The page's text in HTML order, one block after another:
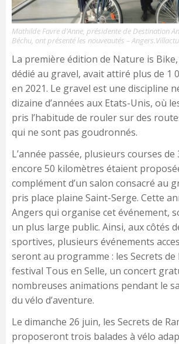
Mathilde Favre d’Anne, présidente de Destination
Béchu, ont présenté les nouveautés –
La première édition de Nature is
dédié au gravel, avait attiré plus de 1
en 2021. Le gravel est une discipline
dizaine d’années aux Etats-Unis, où
pris l’habitude de rouler sur des
qui ne sont pas goudronnés.
L’année passée, plusieurs courses de
encore 50 kilomètres étaient
complément d’un salon consacré au
pris place plaine Saint-Serge. Cette
Angers qui organise cet événement,
un plus large public. Ainsi, aux côtés
sportives, plusieurs événements
seront au programme : les Secrets de
festival Tous en Selle, un concert
nombreuses animations pendant le
du vélo d’aventure.
Le dimanche 26 juin, les Secrets de
proposeront trois balades à vélo